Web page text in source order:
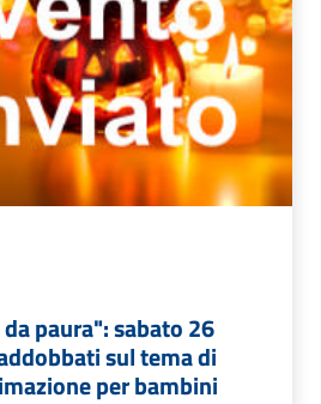
paura": sabato 26
sul tema di
per bambini